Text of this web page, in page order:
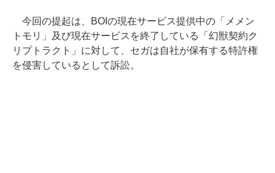
今回の提起は、BOIの現在サービス提供中の「メメン
トモリ」及び現在サービスを終了している「幻獣契約ク
リプトラクト」に対して、セガは自社が保有する特許権
を侵害しているとして訴訟。